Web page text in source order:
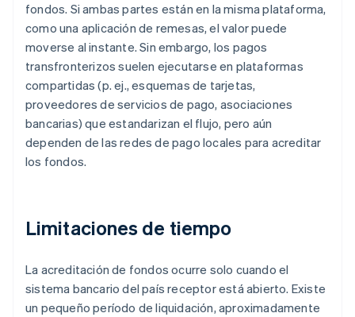
fondos. Si ambas partes están en la misma plataforma,
como una aplicación de remesas, el valor puede
moverse al instante. Sin embargo, los pagos
transfronterizos suelen ejecutarse en plataformas
compartidas (p. ej., esquemas de tarjetas,
proveedores de servicios de pago, asociaciones
bancarias) que estandarizan el flujo, pero aún
dependen de las redes de pago locales para acreditar
los fondos.
Limitaciones de tiempo
La acreditación de fondos ocurre solo cuando el
sistema bancario del país receptor está abierto. Existe
un pequeño período de liquidación, aproximadamente